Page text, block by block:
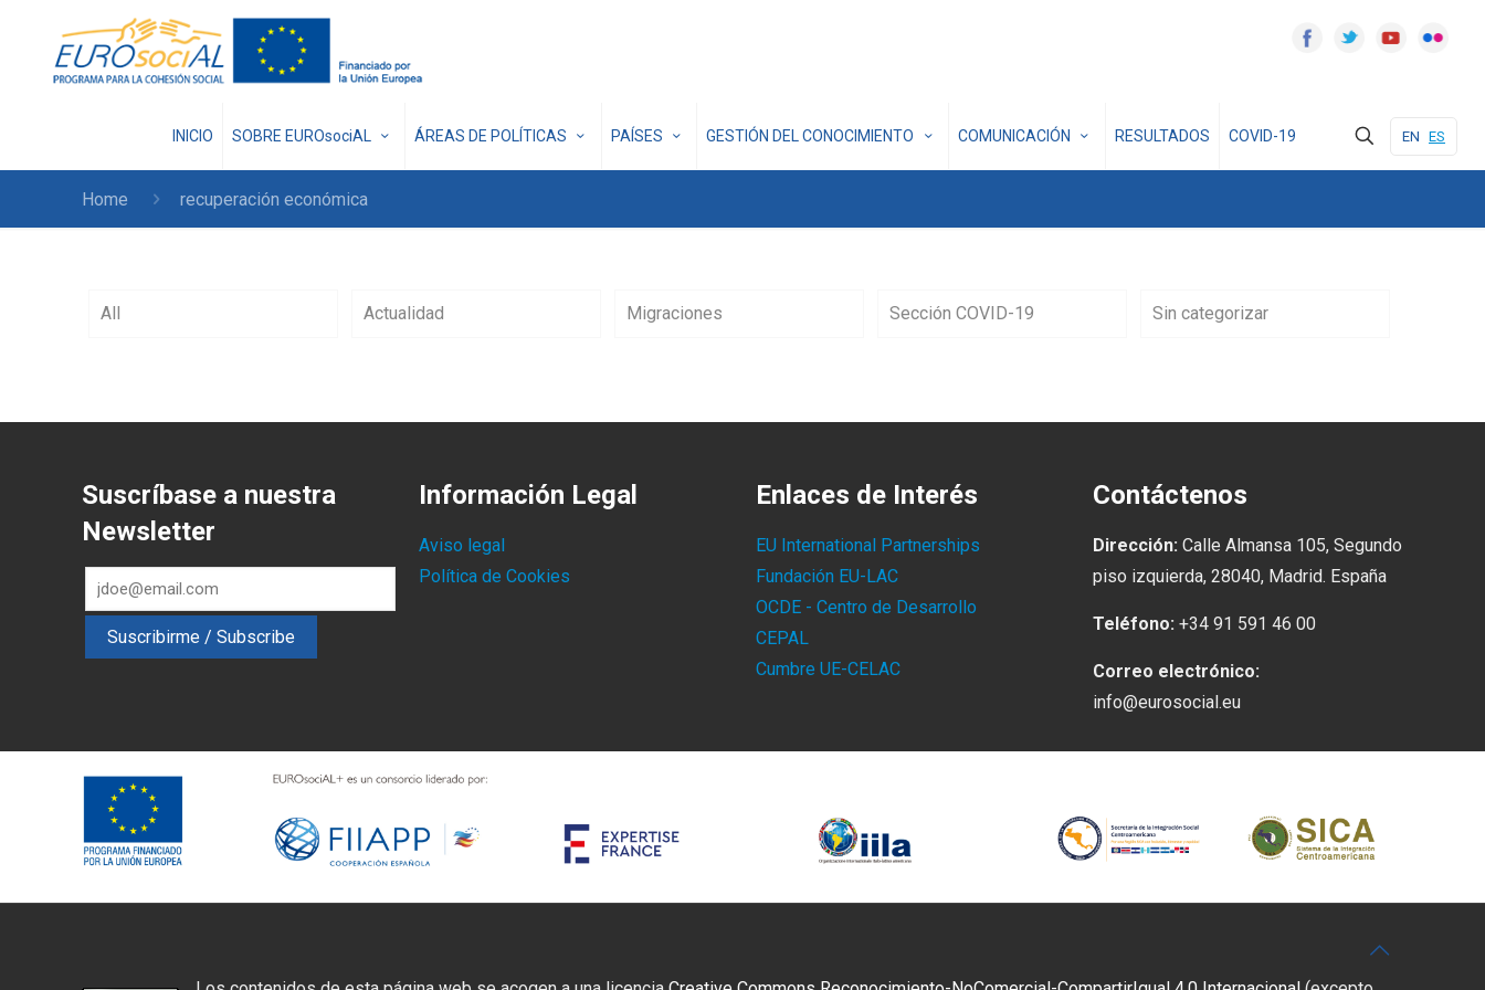
INICIO SOBRE EUROsociAL ÁREAS DE POLÍTICAS PAÍSES GESTIÓN DEL CONOCIMIENTO COMUNICACIÓN RESULTADOS COVID-19 EN ES
Home recuperación económica
All Actualidad Migraciones Sección COVID-19 Sin categorizar
Suscríbase a nuestra
Newsletter
Información Legal
Aviso legal
Política de Cookies
Enlaces de Interés
EU International Partnerships
Fundación EU-LAC
OCDE - Centro de Desarrollo
CEPAL
Cumbre UE-CELAC
Contáctenos
Dirección: Calle Almansa 105, Segundo
piso izquierda, 28040, Madrid. España
Teléfono: +34 91 591 46 00
Correo electrónico:
info@eurosocial.eu